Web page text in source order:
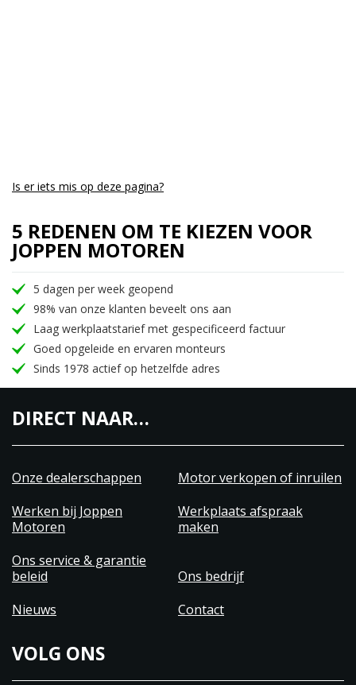
Is er iets mis op deze pagina?
5 REDENEN OM TE KIEZEN VOOR
JOPPEN MOTOREN
5 dagen per week geopend
98% van onze klanten beveelt ons aan
Laag werkplaatstarief met gespecificeerd factuur
Goed opgeleide en ervaren monteurs
Sinds 1978 actief op hetzelfde adres
DIRECT NAAR…
Onze dealerschappen
Motor verkopen of inruilen
Werken bij Joppen
Motoren
Werkplaats afspraak
maken
Ons service & garantie
beleid
Ons bedrijf
Nieuws
Contact
VOLG ONS